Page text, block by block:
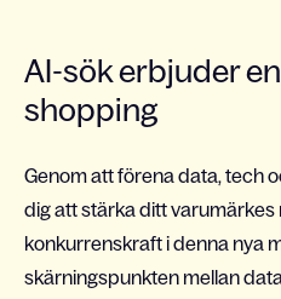
AI-sök erbjuder
shopping
Genom att förena data, tech
dig att stärka ditt varumärkes
konkurrenskraft i denna nya
skärningspunkten mellan